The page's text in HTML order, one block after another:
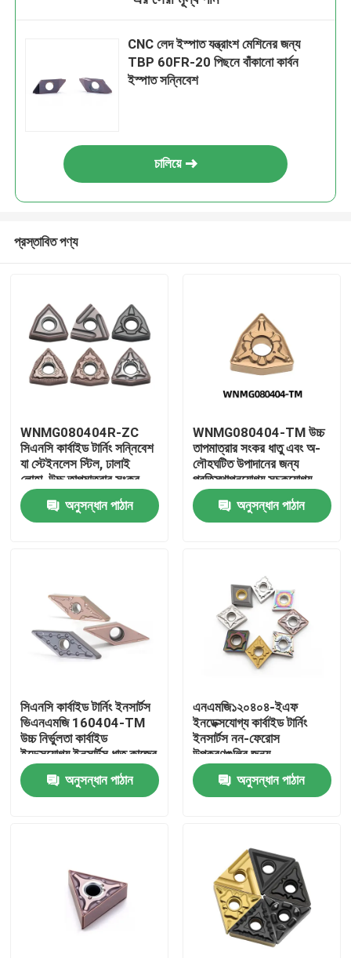
VR প্রদর্শন
আমাদের সম্পর্কে
কারখানা ভ্রমণ
মান নিয়ন্ত্রণ
আমাদের সাথে যোগাযোগ করুন
কার্বাইড কাটিং সন্নিবেশ
CNC লেদ ইস্পাত যন্ত্রাংশ মেশিনের জন্য
TBP 60FR-20 পিছনে বাঁকানো কার্বন
ইস্পাত সন্নিবেশ
চালিয়ে
প্রস্তাবিত পণ্য
WNMG080404R-ZC
সিএনসি কার্বাইড টার্নিং সন্নিবেশ
যা স্টেইনলেস স্টিল, ঢালাই
লোহা, উচ্চ তাপমাত্রার সংকর
ধাতু, এবং নন-ফেরাস উপকরণ
মেশিনিং-এ ব্যবহৃত হয়
অনুসন্ধান পাঠান
WNMG080404-TM উচ্চ
তাপমাত্রার সংকর ধাতু এবং অ-
লৌহঘটিত উপাদানের জন্য
প্রতিস্থাপনযোগ্য সূচকযোগ্য
CNC কার্বাইড টার্নিং সন্নিবেশ
অনুসন্ধান পাঠান
সিএনসি কার্বাইড টার্নিং ইনসার্টস
ভিএনএমজি 160404-TM
উচ্চ নির্ভুলতা কার্বাইড
ইন্ডেক্সযোগ্য ইনসার্টস ধাতু কাজের
জন্য
অনুসন্ধান পাঠান
এনএমজি১২০৪০৪-ইএফ
ইনডেক্সযোগ্য কার্বাইড টার্নিং
ইনসার্টস নন-ফেরোস
উপকরণগুলির জন্য
অনুসন্ধান পাঠান